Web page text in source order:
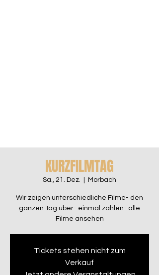
KURZFILMTAG
Sa., 21. Dez. Morbach
Wir zeigen unterschiedliche Filme- den
ganzen Tag über- einmal zahlen- alle
Filme ansehen
Tickets stehen nicht zum
Verkauf